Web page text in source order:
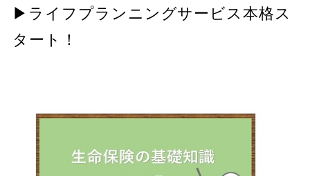
▶ライフプランニングサービス本格ス
タート！